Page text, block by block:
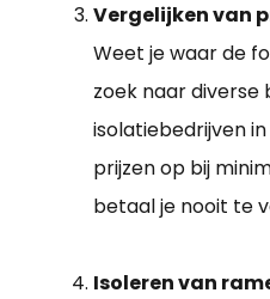
Vergelijken van
Weet je waar de
zoek naar
isolatiebedrijven
prijzen op bij
betaal je nooit te
Isoleren van